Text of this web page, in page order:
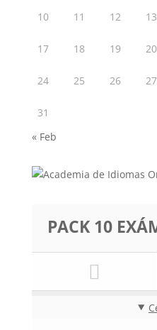
10 11 12 13
17 18 19 20
24 25 26 27
31
« Feb
PACK 10